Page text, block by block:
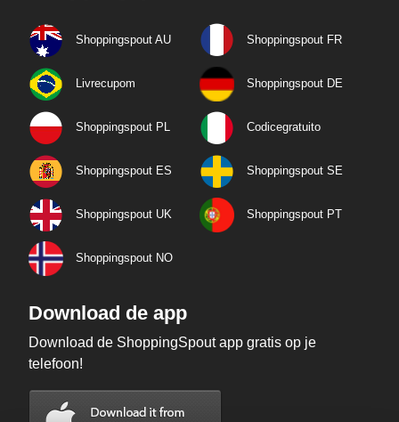
Shoppingspout AU Shoppingspout FR
Livrecupom Shoppingspout DE
Shoppingspout PL Codicegratuito
Shoppingspout ES Shoppingspout SE
Shoppingspout UK Shoppingspout PT
Shoppingspout NO
Download de app
Download de ShoppingSpout app gratis op je
telefoon!